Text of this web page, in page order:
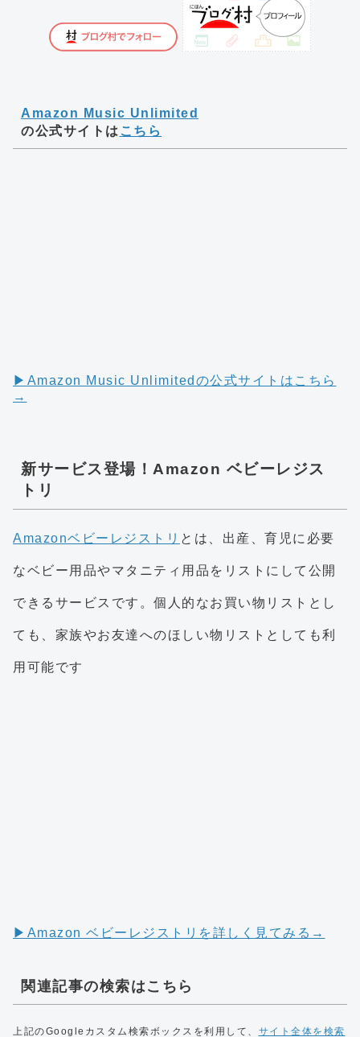
Amazon Music Unlimited
の公式サイトは こちら
▶︎Amazon Music Unlimitedの公式サイトはこちら
→
新サービス登場！Amazon ベビーレジス
トリ
Amazonベビーレジストリ とは、出産、育児に必要
なベビー用品やマタニティ用品をリストにして公開
できるサービスです。個人的なお買い物リストとし
ても、家族やお友達へのほしい物リストとしても利
用可能です
▶︎Amazon ベビーレジストリを詳しく見てみる→
関連記事の検索はこちら
上記のGoogleカスタム検索ボックスを利用して、 サイト全体を検索